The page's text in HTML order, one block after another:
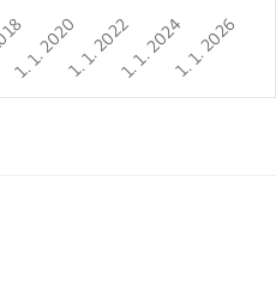
1. 1. 20201. 1. 20221. 1. 20241. 1. 2026